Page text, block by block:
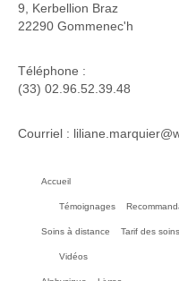
9, Kerbellion Braz
22290 Gommenec'h
Téléphone :
(33) 02.96.52.39.48
Courriel :
Accueil
Témoignages
Soins à distance
Vidéos
Tarif des soins